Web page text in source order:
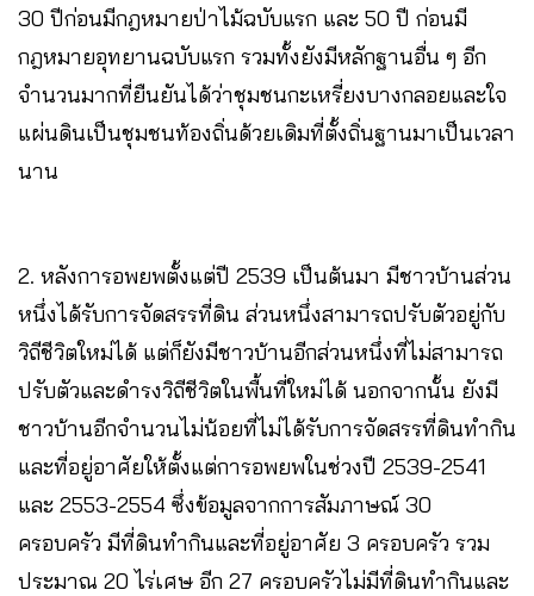
30 ปีก่อนมีกฎหมายป่าไม้ฉบับแรก และ 50 ปี ก่อนมี
กฎหมายอุทยานฉบับแรก รวมทั้งยังมีหลักฐานอื่น ๆ อีก
จำนวนมากที่ยืนยันได้ว่าชุมชนกะเหรี่ยงบางกลอยและใจ
แผ่นดินเป็นชุมชนท้องถิ่นด้วยเดิมที่ตั้งถิ่นฐานมาเป็นเวลา
นาน
2. หลังการอพยพตั้งแต่ปี 2539 เป็นต้นมา มีชาวบ้านส่วน
หนึ่งได้รับการจัดสรรที่ดิน ส่วนหนึ่งสามารถปรับตัวอยู่กับ
วิถีชีวิตใหม่ได้ แต่ก็ยังมีชาวบ้านอีกส่วนหนึ่งที่ไม่สามารถ
ปรับตัวและดำรงวิถีชีวิตในพื้นที่ใหม่ได้ นอกจากนั้น ยังมี
ชาวบ้านอีกจำนวนไม่น้อยที่ไม่ได้รับการจัดสรรที่ดินทำกิน
และที่อยู่อาศัยให้ตั้งแต่การอพยพในช่วงปี 2539-2541
และ 2553-2554 ซึ่งข้อมูลจากการสัมภาษณ์ 30
ครอบครัว มีที่ดินทำกินและที่อยู่อาศัย 3 ครอบครัว รวม
ประมาณ 20 ไร่เศษ อีก 27 ครอบครัวไม่มีที่ดินทำกินและ